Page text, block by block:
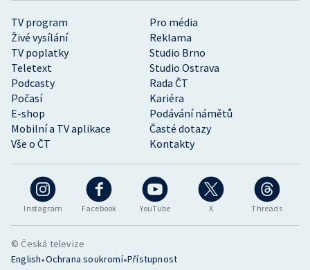
Instagram Facebook YouTube X Threads
TV program
Pro média
Živé vysílání
Reklama
TV poplatky
Studio Brno
Teletext
Studio Ostrava
Podcasty
Rada ČT
Počasí
Kariéra
E-shop
Podávání námětů
Mobilní a TV aplikace
Časté dotazy
Vše o ČT
Kontakty
© Česká televize
English•Ochrana soukromí•Přístupnost